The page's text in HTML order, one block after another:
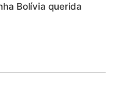
Bolívia querida